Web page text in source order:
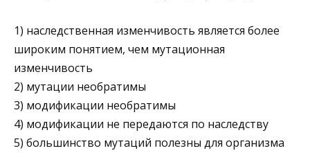
1) наследственная изменчивость является более
широким понятием, чем мутационная
изменчивость
2) мутации необратимы
3) модификации необратимы
4) модификации не передаются по наследству
5) большинство мутаций полезны для организма